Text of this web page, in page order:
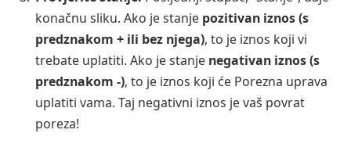
konačnu sliku. Ako je stanje pozitivan iznos (s
predznakom + ili bez njega), to je iznos koji vi
trebate uplatiti. Ako je stanje negativan iznos (s
predznakom -), to je iznos koji će Porezna uprava
uplatiti vama. Taj negativni iznos je vaš povrat
poreza!